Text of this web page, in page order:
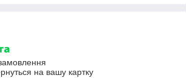
на вашу картку